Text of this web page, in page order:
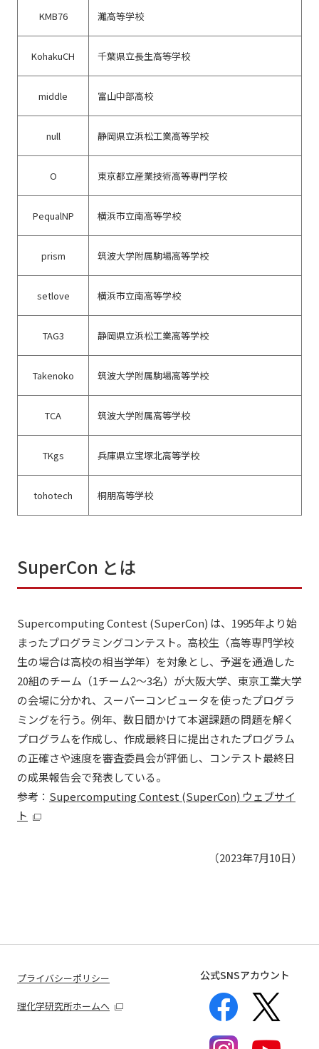
KMB76 灘高等学校
KohakuCH 千葉県立長生高等学校
middle 富山中部高校
null 静岡県立浜松工業高等学校
O 東京都立産業技術高等専門学校
PequalNP 横浜市立南高等学校
prism 筑波大学附属駒場高等学校
setlove 横浜市立南高等学校
TAG3 静岡県立浜松工業高等学校
Takenoko 筑波大学附属駒場高等学校
TCA 筑波大学附属高等学校
TKgs 兵庫県立宝塚北高等学校
tohotech 桐朋高等学校
SuperCon とは
Supercomputing Contest (SuperCon) は、1995年より始
まったプログラミングコンテスト。高校生（高等専門学校
生の場合は高校の相当学年）を対象とし、予選を通過した
20組のチーム（1チーム2～3名）が大阪大学、東京工業大学
の会場に分かれ、スーパーコンピュータを使ったプログラ
ミングを行う。例年、数日間かけて本選課題の問題を解く
プログラムを作成し、作成最終日に提出されたプログラム
の正確さや速度を審査委員会が評価し、コンテスト最終日
の成果報告会で発表している。
参考： Supercomputing Contest (SuperCon) ウェブサイ
ト
（2023年7月10日）
プライバシーポリシー
理化学研究所ホームへ
公式SNSアカウント